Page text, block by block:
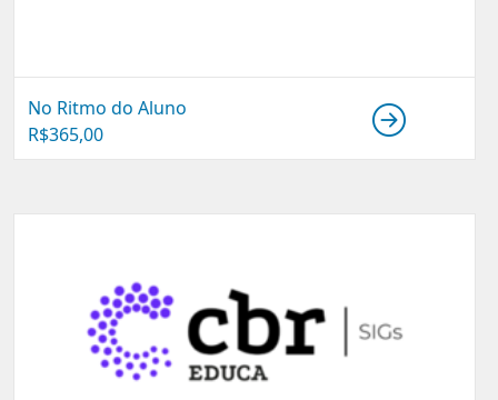
No Ritmo do Aluno
R$365,00